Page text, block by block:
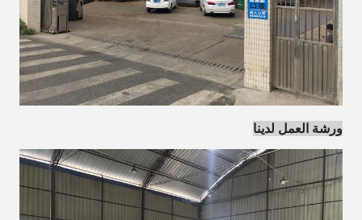
ورشة العمل لدينا